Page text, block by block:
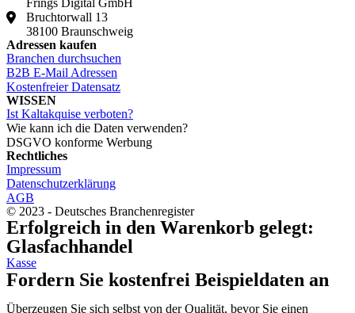
Bruchtorwall 13
38100 Braunschweig
Adressen kaufen
Branchen durchsuchen
B2B E-Mail Adressen
Kostenfreier Datensatz
WISSEN
Ist Kaltakquise verboten?
Wie kann ich die Daten verwenden?
DSGVO konforme Werbung
Rechtliches
Impressum
Datenschutzerklärung
AGB
© 2023 - Deutsches Branchenregister
Erfolgreich in den Warenkorb gelegt:
Glasfachhandel
Kasse
Fordern Sie kostenfrei Beispieldaten an
Überzeugen Sie sich selbst von der Qualität, bevor Sie einen